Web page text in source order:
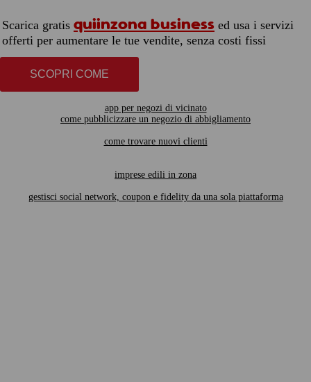
Scarica gratis quiinzona business ed usa i servizi
offerti per aumentare le tue vendite, senza costi fissi
SCOPRI COME
app per negozi di vicinato
come pubblicizzare un negozio di abbigliamento
come trovare nuovi clienti
imprese edili in zona
gestisci social network, coupon e fidelity da una sola piattaforma